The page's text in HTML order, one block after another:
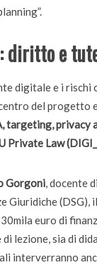
diritto e
digitale e i
del progetto
targeting, privacy
Private Law
Gorgoni, docente
Giuridiche
euro di
di lezione, sia di
interverranno